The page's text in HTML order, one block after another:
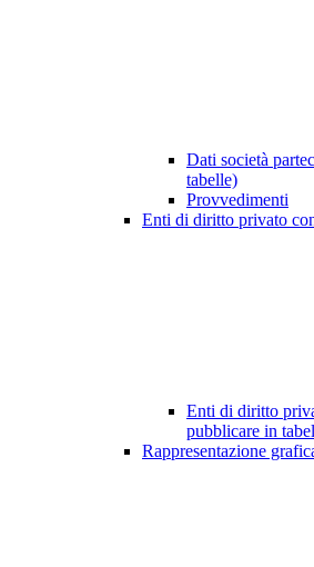
Dati società
tabelle)
Provvedimenti
Enti di diritto privato
Enti di diritto
pubblicare in
Rappresentazione